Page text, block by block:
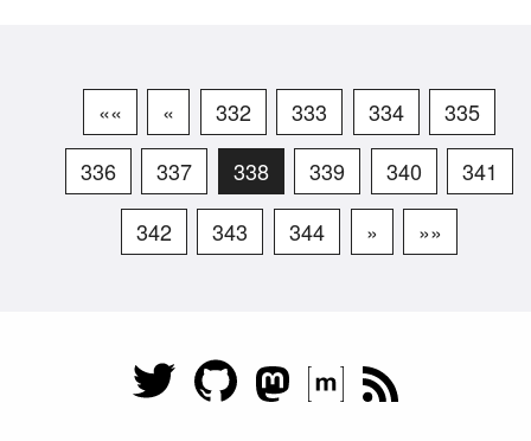
«« « 332 333 334
335
336
337 338 339 340
341
342
343 344 » »»